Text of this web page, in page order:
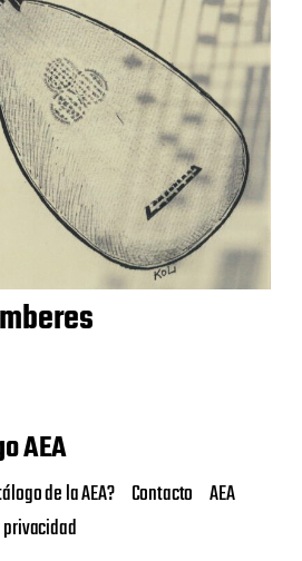
AEA
de la AEA? Contacto AEA